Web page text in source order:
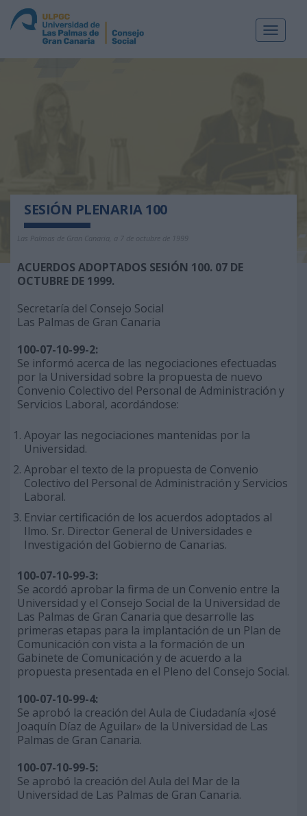
Toggle
SESIÓN PLENARIA 100
Las Palmas de Gran Canaria, a 7 de octubre de 1999
ACUERDOS ADOPTADOS SESIÓN 100. 07 DE
OCTUBRE DE 1999.
Secretaría del Consejo Social
Las Palmas de Gran Canaria
100-07-10-99-2:
Se informó acerca de las negociaciones efectuadas
por la Universidad sobre la propuesta de nuevo
Convenio Colectivo del Personal de Administración y
Servicios Laboral, acordándose:
Apoyar las negociaciones mantenidas por la
Universidad.
Aprobar el texto de la propuesta de Convenio
Colectivo del Personal de Administración y Servicios
Laboral.
Enviar certificación de los acuerdos adoptados al
Ilmo. Sr. Director General de Universidades e
Investigación del Gobierno de Canarias.
100-07-10-99-3:
Se acordó aprobar la firma de un Convenio entre la
Universidad y el Consejo Social de la Universidad de
Las Palmas de Gran Canaria que desarrolle las
primeras etapas para la implantación de un Plan de
Comunicación con vista a la formación de un
Gabinete de Comunicación y de acuerdo a la
propuesta presentada en el Pleno del Consejo Social.
100-07-10-99-4:
Se aprobó la creación del Aula de Ciudadanía «José
Joaquín Díaz de Aguilar» de la Universidad de Las
Palmas de Gran Canaria.
100-07-10-99-5:
Se aprobó la creación del Aula del Mar de la
Universidad de Las Palmas de Gran Canaria.